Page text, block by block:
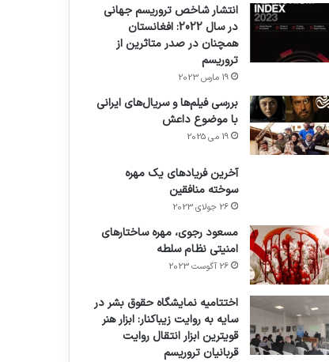
انتشار شاخص تروریسم جهانی
در سال 2022: افغانستان
همچنان در صدر متاثرین از
تروریسم
19 مارس 2023
بررسی فیلم‌ها و سریال‌های ایرانی
با موضوع داعش
19 می 2025
آخرین فریادهای یک مهره
سوخته منافقین
26 جولای 2023
مسعود رجوی، مهره ساختارهای
امنیتی نظام سلطه
26 آگوست 2023
اختتامیه نمایشگاه حقوق بشر در
سایه به روایت زیباکنار: ابزار هنر
قویترین ابزار انتقال روایت
قربانیان تروریسم